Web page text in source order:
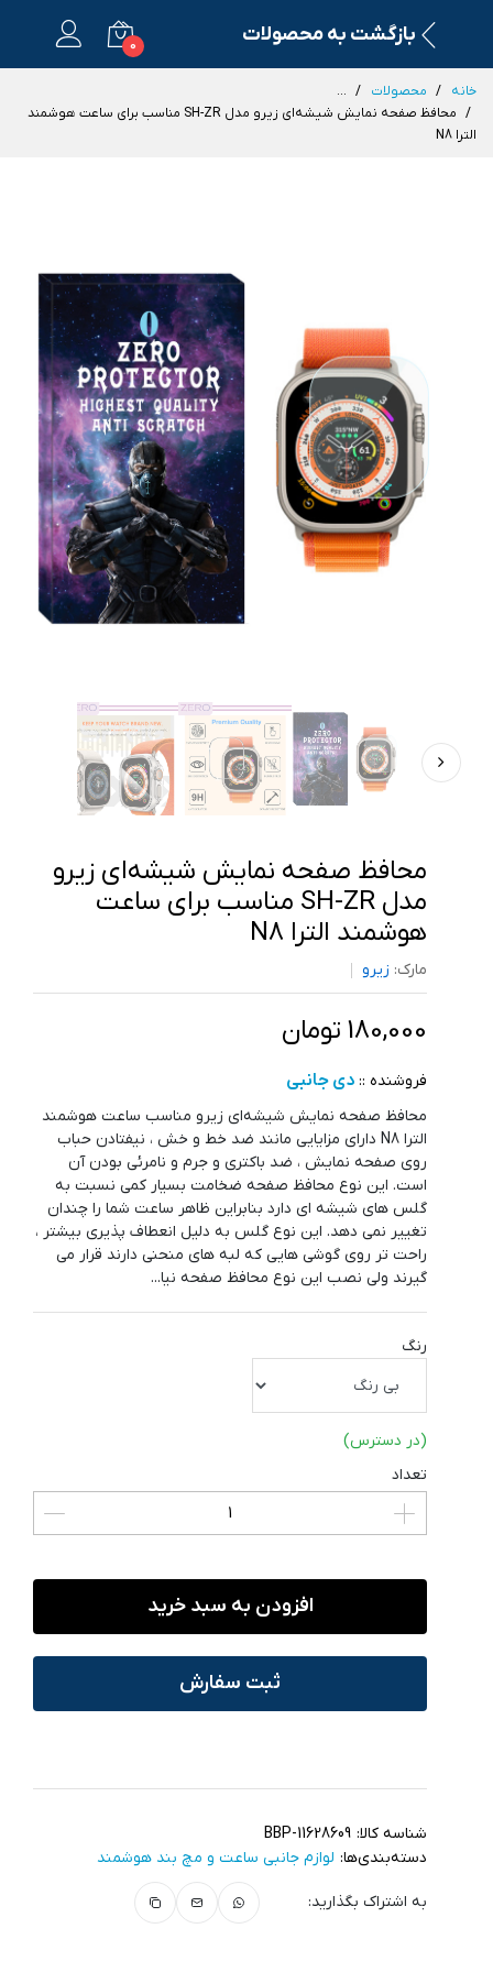
بازگشت به محصولات 0
خانه محصولات
...
محافظ صفحه نمایش شیشه‌ای زیرو مدل SH-ZR مناسب برای ساعت هوشمند
الترا N8
محافظ صفحه نمایش شیشه‌ای زیرو
مدل SH-ZR مناسب برای ساعت
هوشمند الترا N8
مارک: زیرو
180,000 تومان
فروشنده :: دی جانبی
محافظ صفحه‌ نمایش شیشه‌ای زیرو مناسب ساعت هوشمند
الترا N8 دارای مزایایی مانند ضد خط و خش ، نیفتادن حباب
روی صفحه نمایش ، ضد باکتری و جرم و نامرئی بودن آن
است. این نوع محافظ صفحه ضخامت بسیار کمی نسبت به
گلس های شیشه ای دارد بنابراین ظاهر ساعت شما را چندان
تغییر نمی دهد. این نوع گلس به دلیل انعطاف پذیری بیشتر ،
راحت تر روی گوشی هایی که لبه های منحنی دارند قرار می
گیرند ولی نصب این نوع محافظ صفحه نیا...
رنگ
(در دسترس)
تعداد
افزودن به سبد خرید
ثبت سفارش
شناسه کالا: BBP-11628609
دسته‌بندی‌ها: لوازم جانبی ساعت و مچ بند هوشمند
به اشتراک بگذارید: